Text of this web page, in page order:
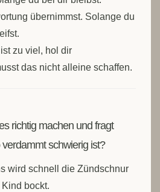
übernimmst. Solange du
zu viel, hol dir
das nicht alleine schaffen.
richtig machen und fragt
schwierig ist?
wird schnell die Zündschnur
bockt.